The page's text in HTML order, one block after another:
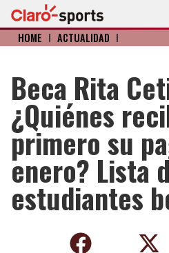
HOME I ACTUALIDAD I
Beca Rita
¿Quiénes
primero su
enero? Lista
estudiantes